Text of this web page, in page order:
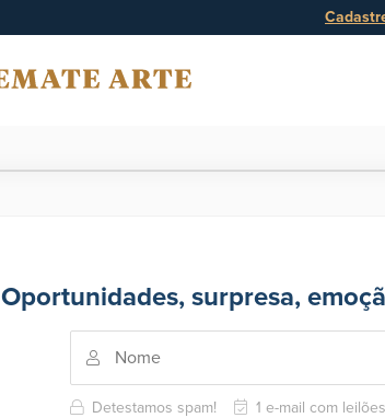
Oportunidades, surpresa,
Detestamos spam! 1 e-mail com